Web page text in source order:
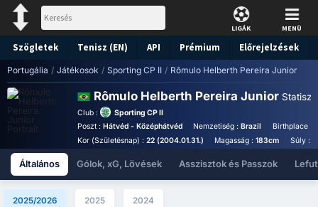
LIGÁK MENÜ
Szögletek Tenisz (EN) API Prémium Előrejelzések
Portugália / Játékosok / Sporting CP II / Rômulo Helberth Pereira Junior
Rômulo Helberth Pereira Junior Statiszt.
Club :
Sporting CP II
Poszt : Hátvéd - Középhátvéd Nemzetiség :Brazil Birthplace :
Kor (Születésnap) : 22 (2004.01.31.) Magasság :183cm Súly :
Általános Gólok, xG, Lövések Asszisztok és Passzok
2025/2026 2025 2024